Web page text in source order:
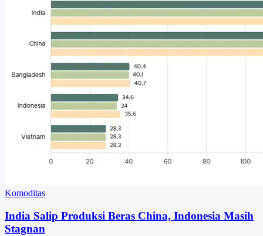
Komoditas
India Salip Produksi Beras China, Indonesia Masih
Stagnan